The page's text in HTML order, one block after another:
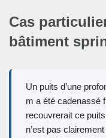
Cas
bâtiment
Un puits d’une
m a été cadenassé
recouvrerait ce
n’est pas